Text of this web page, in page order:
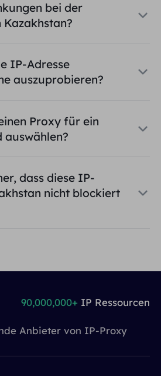
bei der
IP-Adresse
auszuprobieren?
Proxy für ein
auswählen?
dass diese IP-
nicht blockiert
Anbieter von IP-Proxy
90,000,000+ IP Ressourcen